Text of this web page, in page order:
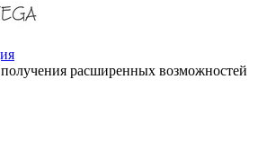
получения расширенных возможностей